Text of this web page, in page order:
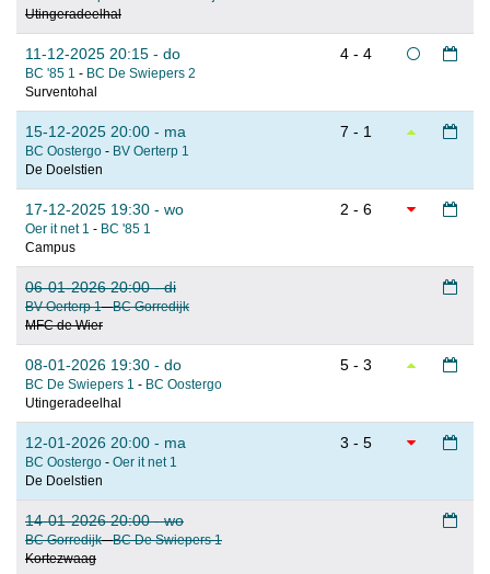
Utingeradeelhal
11-12-2025 20:15 - do
BC '85 1 - BC De Swiepers 2
Surventohal
4 - 4
15-12-2025 20:00 - ma
BC Oostergo - BV Oerterp 1
De Doelstien
7 - 1
17-12-2025 19:30 - wo
Oer it net 1 - BC '85 1
Campus
2 - 6
06-01-2026 20:00 - di
BV Oerterp 1-BC Gorredijk
MFC de Wier
08-01-2026 19:30 - do
BC De Swiepers 1 - BC Oostergo
Utingeradeelhal
5 - 3
12-01-2026 20:00 - ma
BC Oostergo - Oer it net 1
De Doelstien
3 - 5
14-01-2026 20:00 - wo
BC Gorredijk-BC De Swiepers 1
Kortezwaag